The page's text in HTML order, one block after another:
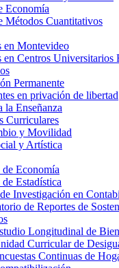
Economía
Métodos Cuantitativos
en Montevideo
en Centros Universitarios
Permanente
en privación de libertad
la Enseñanza
Curriculares
y Movilidad
y Artística
Economía
Estadística
Investigación en
de Reportes de
Longitudinal de
Curricular de
Continuas de